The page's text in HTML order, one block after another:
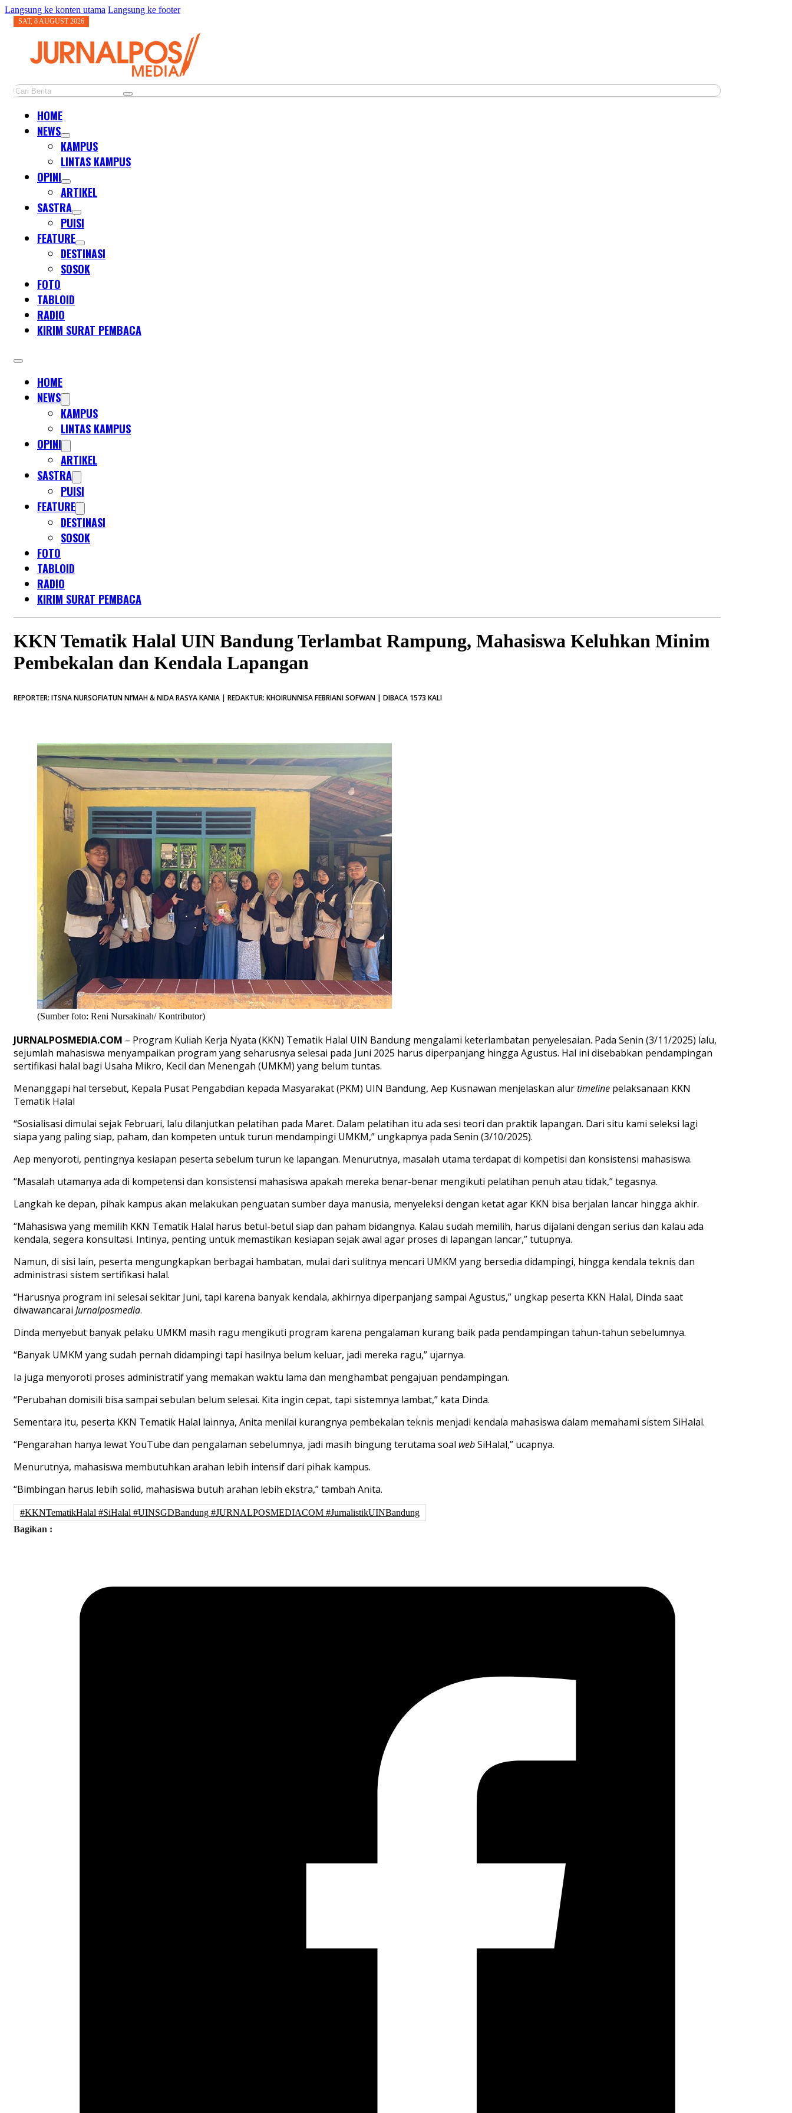
Langsung ke konten utama Langsung ke footer
SAT, 8 AUGUST 2026
Cari
HOME
NEWS
KAMPUS
LINTAS KAMPUS
OPINI
ARTIKEL
SASTRA
PUISI
FEATURE
DESTINASI
SOSOK
FOTO
TABLOID
RADIO
KIRIM SURAT PEMBACA
HOME
NEWS
KAMPUS
LINTAS KAMPUS
OPINI
ARTIKEL
SASTRA
PUISI
FEATURE
DESTINASI
SOSOK
FOTO
TABLOID
RADIO
KIRIM SURAT PEMBACA
KKN Tematik Halal UIN Bandung Terlambat Rampung, Mahasiswa Keluhkan Minim
Pembekalan dan Kendala Lapangan
REPORTER: ITSNA NURSOFIATUN NI’MAH & NIDA RASYA KANIA | REDAKTUR: KHOIRUNNISA FEBRIANI SOFWAN | DIBACA 1573 KALI
(Sumber foto: Reni Nursakinah/ Kontributor)
JURNALPOSMEDIA.COM – Program Kuliah Kerja Nyata (KKN) Tematik Halal UIN Bandung mengalami keterlambatan penyelesaian. Pada Senin (3/11/2025) lalu,
sejumlah mahasiswa menyampaikan program yang seharusnya selesai pada Juni 2025 harus diperpanjang hingga Agustus. Hal ini disebabkan pendampingan
sertifikasi halal bagi Usaha Mikro, Kecil dan Menengah (UMKM) yang belum tuntas.
Menanggapi hal tersebut, Kepala Pusat Pengabdian kepada Masyarakat (PKM) UIN Bandung, Aep Kusnawan menjelaskan alurtimeline pelaksanaan KKN
Tematik Halal
“Sosialisasi dimulai sejak Februari, lalu dilanjutkan pelatihan pada Maret. Dalam pelatihan itu ada sesi teori dan praktik lapangan. Dari situ kami seleksi lagi
siapa yang paling siap, paham, dan kompeten untuk turun mendampingi UMKM,” ungkapnya pada Senin (3/10/2025).
Aep menyoroti, pentingnya kesiapan peserta sebelum turun ke lapangan. Menurutnya, masalah utama terdapat di kompetisi dan konsistensi mahasiswa.
“Masalah utamanya ada di kompetensi dan konsistensi mahasiswa apakah mereka benar-benar mengikuti pelatihan penuh atau tidak,” tegasnya.
Langkah ke depan, pihak kampus akan melakukan penguatan sumber daya manusia, menyeleksi dengan ketat agar KKN bisa berjalan lancar hingga akhir.
“Mahasiswa yang memilih KKN Tematik Halal harus betul-betul siap dan paham bidangnya. Kalau sudah memilih, harus dijalani dengan serius dan kalau ada
kendala, segera konsultasi. Intinya, penting untuk memastikan kesiapan sejak awal agar proses di lapangan lancar,” tutupnya.
Namun, di sisi lain, peserta mengungkapkan berbagai hambatan, mulai dari sulitnya mencari UMKM yang bersedia didampingi, hingga kendala teknis dan
administrasi sistem sertifikasi halal.
“Harusnya program ini selesai sekitar Juni, tapi karena banyak kendala, akhirnya diperpanjang sampai Agustus,” ungkap peserta KKN Halal, Dinda saat
diwawancarai Jurnalposmedia.
Dinda menyebut banyak pelaku UMKM masih ragu mengikuti program karena pengalaman kurang baik pada pendampingan tahun-tahun sebelumnya.
“Banyak UMKM yang sudah pernah didampingi tapi hasilnya belum keluar, jadi mereka ragu,” ujarnya.
Ia juga menyoroti proses administratif yang memakan waktu lama dan menghambat pengajuan pendampingan.
“Perubahan domisili bisa sampai sebulan belum selesai. Kita ingin cepat, tapi sistemnya lambat,” kata Dinda.
Sementara itu, peserta KKN Tematik Halal lainnya, Anita menilai kurangnya pembekalan teknis menjadi kendala mahasiswa dalam memahami sistem SiHalal.
“Pengarahan hanya lewat YouTube dan pengalaman sebelumnya, jadi masih bingung terutama soal webSiHalal,” ucapnya.
Menurutnya, mahasiswa membutuhkan arahan lebih intensif dari pihak kampus.
“Bimbingan harus lebih solid, mahasiswa butuh arahan lebih ekstra,” tambah Anita.
#KKNTematikHalal #SiHalal #UINSGDBandung #JURNALPOSMEDIACOM #JurnalistikUINBandung
Bagikan :